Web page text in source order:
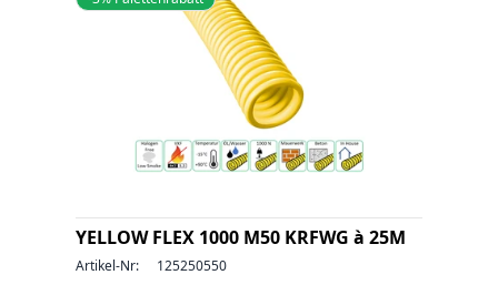
YELLOW FLEX 1000 M50 KRFWG à 25M
Artikel-Nr: 125250550